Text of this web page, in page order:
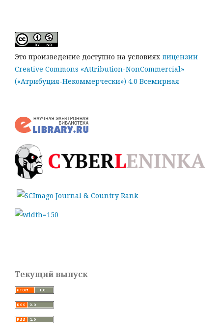
Это произведение доступно на условиях лицензии
Creative Commons «Attribution-NonCommercial»
(«Атрибуция-Некоммерчески») 4.0 Всемирная
Текущий выпуск